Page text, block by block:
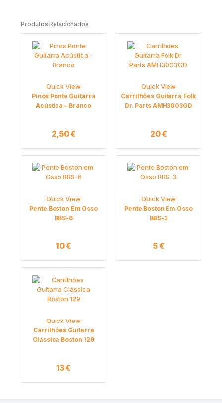
Produtos Relacionados
Quick View
Pinos Ponte Guitarra
Acústica – Branco
2,50€
Quick View
Carrilhões Guitarra Folk
Dr. Parts AMH3003GD
20€
Quick View
Pente Boston Em Osso
BBS-6
10€
Quick View
Pente Boston Em Osso
BBS-3
5€
Quick View
Carrilhões Guitarra
Clássica Boston 129
13€